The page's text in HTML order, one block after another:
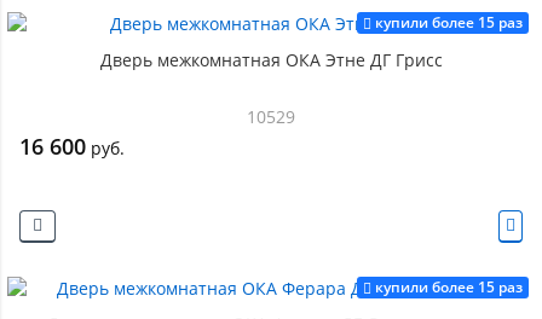
купили более 15 раз
Дверь межкомнатная ОКА Этне ДГ Грисс
10529
16 600 руб.
купили более 15 раз